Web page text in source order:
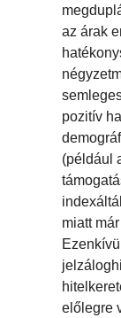
az árak
pozitív
(például
miatt
előlegre